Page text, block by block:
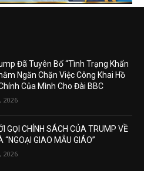
Đã Tuyên Bố “Tình Trạng Khẩn
Ngăn Chặn Việc Công Khai Hồ
Của Mình Cho Đài BBC
2026
GỌI CHÍNH SÁCH CỦA TRUMP VỀ
“NGOẠI GIAO MẪU GIÁO”
2026